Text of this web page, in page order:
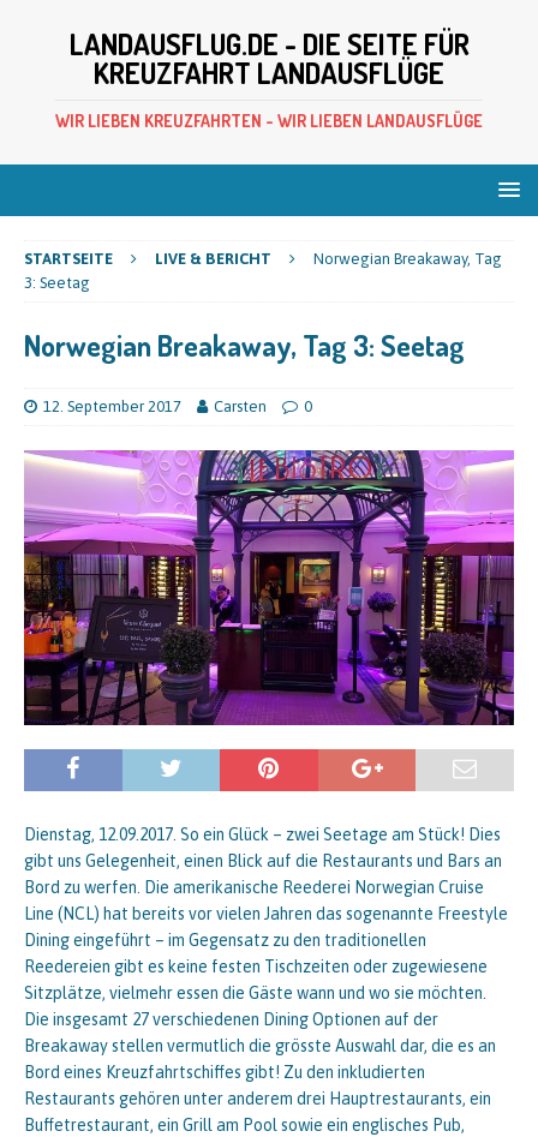
LANDAUSFLUG.DE - DIE SEITE FÜR
KREUZFAHRT LANDAUSFLÜGE
WIR LIEBEN KREUZFAHRTEN - WIR LIEBEN LANDAUSFLÜGE
STARTSEITE LIVE & BERICHT
Norwegian Breakaway, Tag
3: Seetag
Norwegian Breakaway, Tag 3: Seetag
12. September 2017 Carsten 0
Dienstag, 12.09.2017. So ein Glück – zwei Seetage am Stück! Dies
gibt uns Gelegenheit, einen Blick auf die Restaurants und Bars an
Bord zu werfen. Die amerikanische Reederei Norwegian Cruise
Line (NCL) hat bereits vor vielen Jahren das sogenannte Freestyle
Dining eingeführt – im Gegensatz zu den traditionellen
Reedereien gibt es keine festen Tischzeiten oder zugewiesene
Sitzplätze, vielmehr essen die Gäste wann und wo sie möchten.
Die insgesamt 27 verschiedenen Dining Optionen auf der
Breakaway stellen vermutlich die grösste Auswahl dar, die es an
Bord eines Kreuzfahrtschiffes gibt! Zu den inkludierten
Restaurants gehören unter anderem drei Hauptrestaurants, ein
Buffetrestaurant, ein Grill am Pool sowie ein englisches Pub,